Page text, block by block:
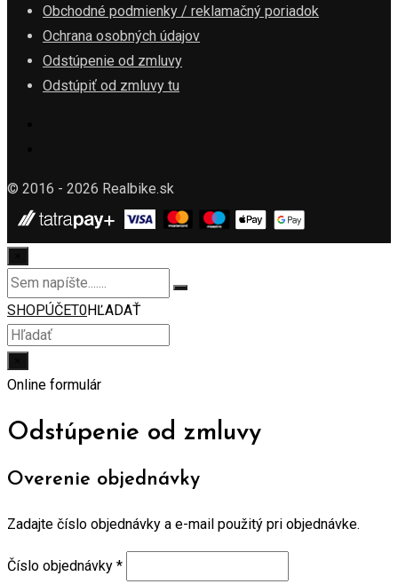
Obchodné podmienky / reklamačný poriadok
Ochrana osobných údajov
Odstúpenie od zmluvy
Odstúpiť od zmluvy tu
© 2016 - 2026 Realbike.sk
SHOPÚČET0HĽADAŤ
Online formulár
Odstúpenie od zmluvy
Overenie objednávky
Zadajte číslo objednávky a e-mail použitý pri objednávke.
Číslo objednávky *